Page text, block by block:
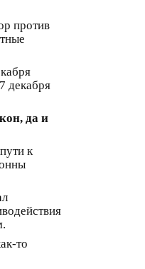
против
декабря
да и
к
то